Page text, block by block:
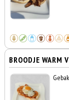
BROODJE WARM